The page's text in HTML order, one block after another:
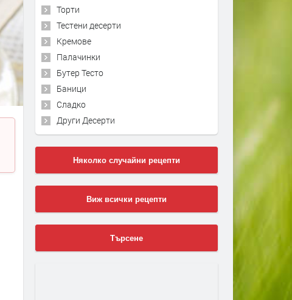
Торти
Тестени десерти
Кремове
Палачинки
Бутер Тесто
Баници
Сладко
Други Десерти
Няколко случайни рецепти
Виж всички рецепти
Търсене